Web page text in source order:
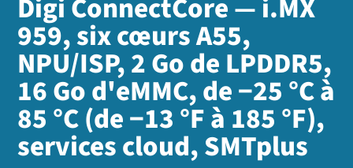
Digi ConnectCore — i.MX
959, six cœurs A55,
NPU/ISP, 2 Go de LPDDR5,
16 Go d'eMMC, de −25 °C à
85 °C (de −13 °F à 185 °F),
services cloud, SMTplus